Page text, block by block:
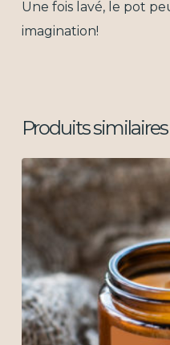
Une fois lavé, le pot
imagination!
Produits similaires